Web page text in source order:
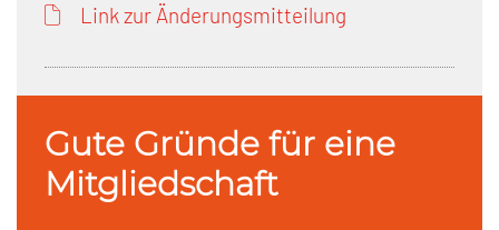
Link zur Änderungsmitteilung
Gute Gründe für eine
Mitgliedschaft